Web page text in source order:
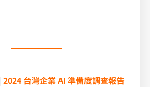
2024 台灣企業 AI 準備度調查報告